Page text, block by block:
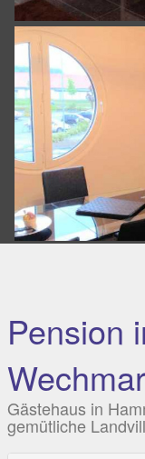
Pension
Gästehaus in
gemütliche